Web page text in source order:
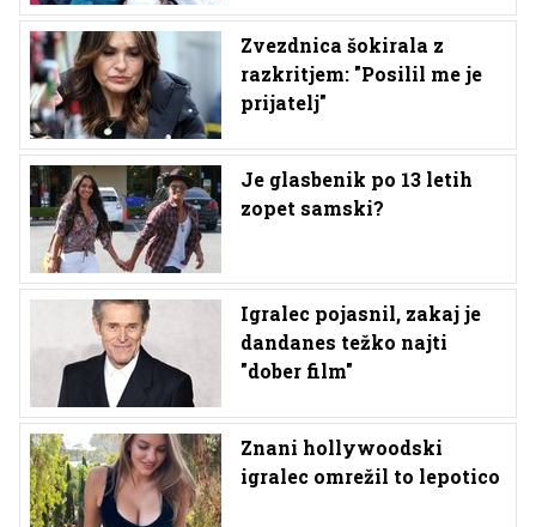
Zvezdnica šokirala z
razkritjem: "Posilil me je
prijatelj"
Je glasbenik po 13 letih
zopet samski?
Igralec pojasnil, zakaj je
dandanes težko najti
"dober film"
Znani hollywoodski
igralec omrežil to lepotico